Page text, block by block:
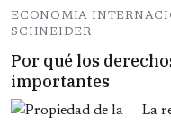
ECONOMIA
SCHNEIDER
Por qué los
importantes
La